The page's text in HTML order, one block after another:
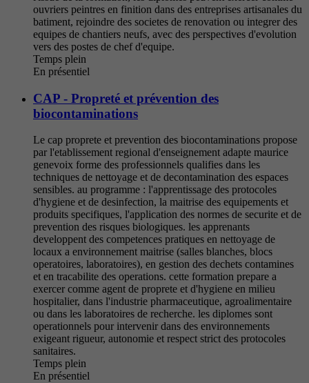
ouvriers peintres en finition dans des entreprises artisanales du
batiment, rejoindre des societes de renovation ou integrer des
equipes de chantiers neufs, avec des perspectives d'evolution
vers des postes de chef d'equipe.
Temps plein
En présentiel
CAP - Propreté et prévention des
biocontaminations
Le cap proprete et prevention des biocontaminations propose
par l'etablissement regional d'enseignement adapte maurice
genevoix forme des professionnels qualifies dans les
techniques de nettoyage et de decontamination des espaces
sensibles. au programme : l'apprentissage des protocoles
d'hygiene et de desinfection, la maitrise des equipements et
produits specifiques, l'application des normes de securite et de
prevention des risques biologiques. les apprenants
developpent des competences pratiques en nettoyage de
locaux a environnement maitrise (salles blanches, blocs
operatoires, laboratoires), en gestion des dechets contamines
et en tracabilite des operations. cette formation prepare a
exercer comme agent de proprete et d'hygiene en milieu
hospitalier, dans l'industrie pharmaceutique, agroalimentaire
ou dans les laboratoires de recherche. les diplomes sont
operationnels pour intervenir dans des environnements
exigeant rigueur, autonomie et respect strict des protocoles
sanitaires.
Temps plein
En présentiel